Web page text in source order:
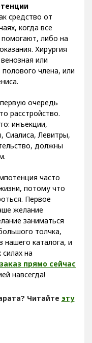
средство от
когда все
либо на
Хирургия
или
члена, или
очередь
расстройство.
инъекции,
Сиалиса, Левитры,
должны
часто
потому что
Первое
желание
заниматься
толчка,
каталога, и
на
прямо сейчас
навсегда!
Читайте эту